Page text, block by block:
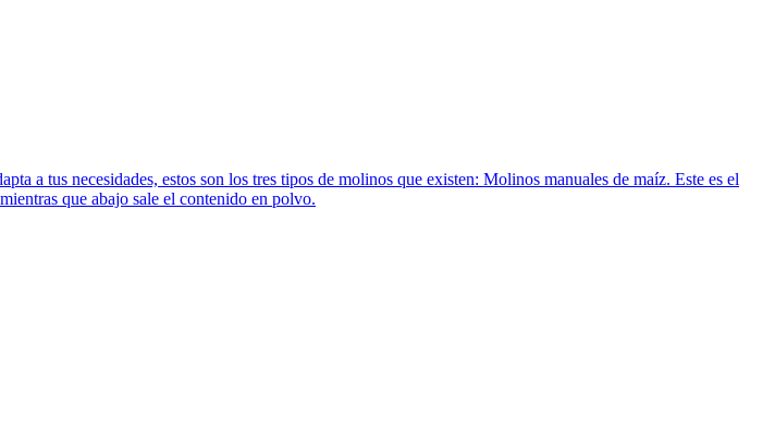
a tus necesidades, estos son los tres tipos de molinos que existen: Molinos manuales de maíz. Este es el
que abajo sale el contenido en polvo.